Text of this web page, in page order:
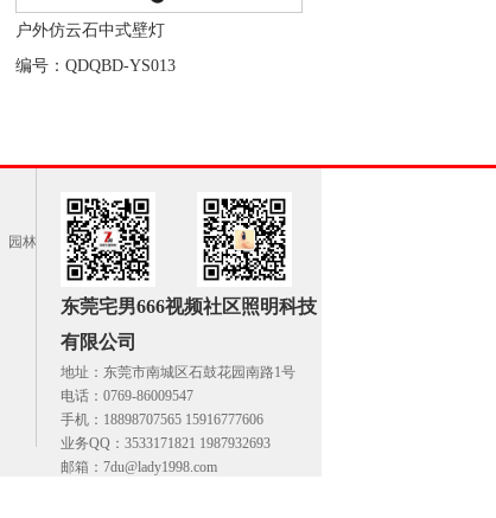
户外仿云石中式壁灯
编号：QDQBD-YS013
园林
东莞宅男666视频社区照明科技
有限公司
地址：东莞市南城区石鼓花园南路1号
电话：0769-86009547
手机：18898707565 15916777606
业务QQ：3533171821 1987932693
邮箱：7du@lady1998.com